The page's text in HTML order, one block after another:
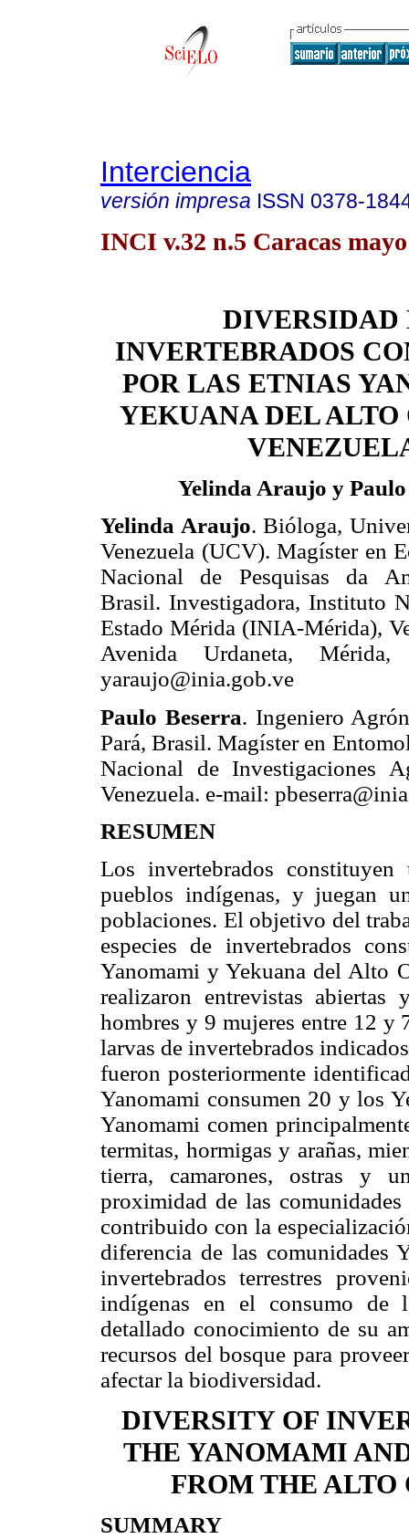
Interciencia
versión impresa ISSN 0378-
INCI v.32 n.5 Caracas
DIVERSIDAD
INVERTEBRADOS
POR LAS ETNIAS
YEKUANA DEL ALTO
Yelinda Araujo y
Yelinda Araujo. Bióloga,
Venezuela (UCV). Magíster en
Nacional de Pesquisas da
Brasil. Investigadora, Instituto
Estado Mérida (INIA-Mérida),
Avenida Urdaneta,
yaraujo@inia.gob.ve
Paulo Beserra. Ingeniero
Pará, Brasil. Magíster en
Nacional de Investigaciones
Venezuela. e-mail:
RESUMEN
Los invertebrados
pueblos indígenas, y juegan
poblaciones. El objetivo del
especies de invertebrados
Yanomami y Yekuana del Alto
realizaron entrevistas abiertas
hombres y 9 mujeres entre 12 y
larvas de invertebrados
fueron posteriormente
Yanomami consumen 20 y los
Yanomami comen
termitas, hormigas y arañas,
tierra, camarones, ostras y
proximidad de las
contribuido con la
diferencia de las comunidades
invertebrados terrestres
indígenas en el consumo de
detallado conocimiento de su
recursos del bosque para
afectar la biodiversidad.
DIVERSITY OF
THE YANOMAMI
FROM THE
SUMMARY